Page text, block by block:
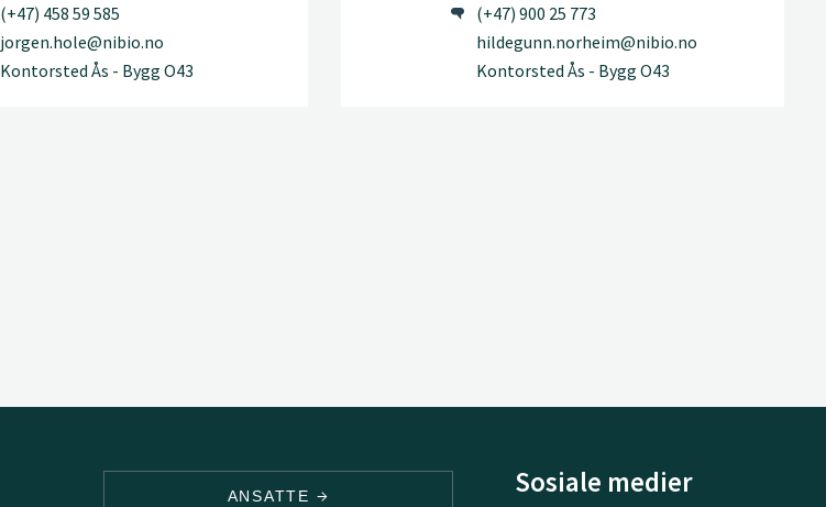
(+47) 458 59 585
jorgen.hole@nibio.no
Kontorsted Ås - Bygg O43
(+47) 900 25 773
hildegunn.norheim@nibio.no
Kontorsted Ås - Bygg O43
ANSATTE Sosiale medier